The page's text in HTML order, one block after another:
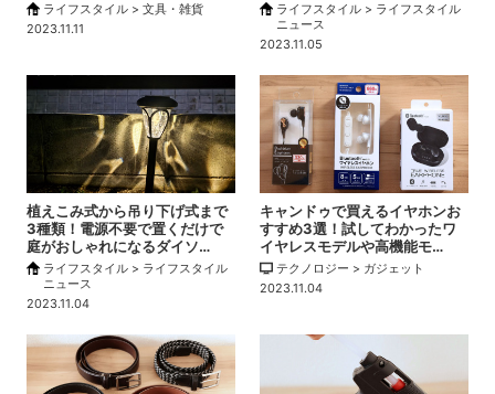
ライフスタイル > 文具・雑貨
2023.11.11
ライフスタイル > ライフスタイル
ニュース
2023.11.05
植えこみ式から吊り下げ式まで
3種類！電源不要で置くだけで
庭がおしゃれになるダイソ…
ライフスタイル > ライフスタイル
ニュース
2023.11.04
キャンドゥで買えるイヤホンお
すすめ3選！試してわかったワ
イヤレスモデルや高機能モ…
テクノロジー > ガジェット
2023.11.04